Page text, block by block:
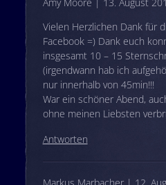
Vielen Herzlichen Dank für
Facebook =) Dank euch
insgesamt 10 – 15
(irgendwann hab ich
nur innerhalb von 45min!!!
War ein schöner Abend,
ohne meinen Liebsten
Antworten
Markus Marbacher | 12.